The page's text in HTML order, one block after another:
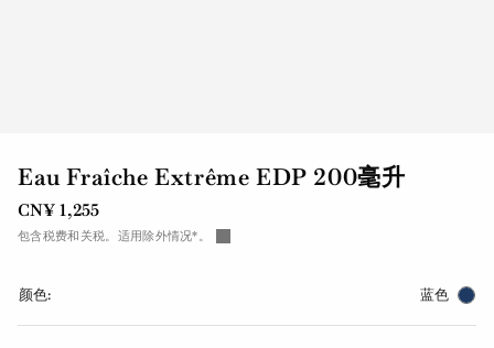
Eau Fraîche Extrême EDP 200毫升
CN¥ 1,255
包含税费和关税。适用除外情况*。
颜色: 蓝色